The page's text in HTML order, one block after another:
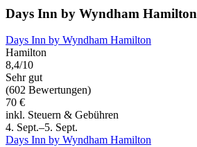
Days Inn by Wyndham Hamilton
Days Inn by Wyndham Hamilton
Hamilton
8,4/10
Sehr gut
(602 Bewertungen)
70 €
inkl. Steuern & Gebühren
4. Sept.–5. Sept.
Days Inn by Wyndham Hamilton